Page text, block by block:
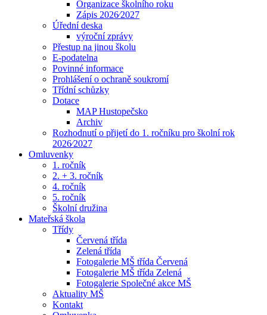
Organizace školního roku
Zápis 2026⁄2027
Úřední deska
výroční zprávy
Přestup na jinou školu
E-podatelna
Povinné informace
Prohlášení o ochraně soukromí
Třídní schůzky
Dotace
MAP Hustopečsko
Archiv
Rozhodnutí o přijetí do 1. ročníku pro školní rok
2026⁄2027
Omluvenky
1. ročník
2. + 3. ročník
4. ročník
5. ročník
Školní družina
Mateřská škola
Třídy
Červená třída
Zelená třída
Fotogalerie MŠ třída Červená
Fotogalerie MŠ třída Zelená
Fotogalerie Společné akce MŠ
Aktuality MŠ
Kontakt